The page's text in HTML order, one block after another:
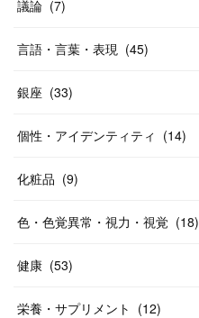
議論 (7)
言語・言葉・表現 (45)
銀座 (33)
個性・アイデンティティ (14)
化粧品 (9)
色・色覚異常・視力・視覚 (18)
健康 (53)
栄養・サプリメント (12)